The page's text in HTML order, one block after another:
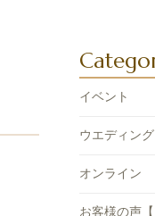
イベント
ウエディング
オンライン
お客様の声【